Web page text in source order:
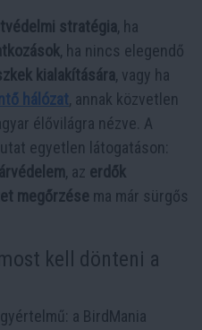
stratégia, ha
, ha nincs elegendő
kialakítására, vagy ha
hálózat, annak közvetlen
élővilágra nézve. A
egyetlen látogatáson:
, az erdők
megőrzése ma már sürgős
kell dönteni a
a BirdMania